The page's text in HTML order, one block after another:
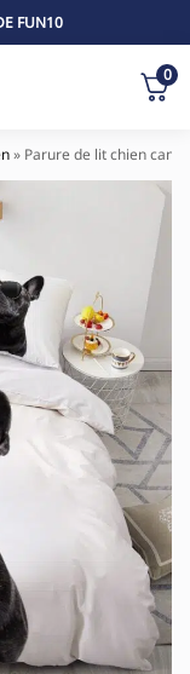
FUN10
0
» Parure de lit chien cane